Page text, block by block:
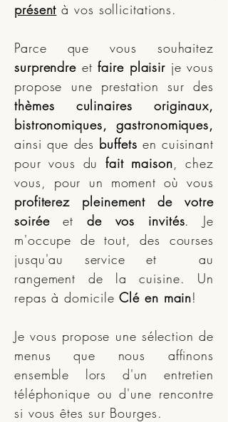
présent à vos sollicitations.
Parce que vous souhaitez
surprendre etfaire plaisir je vous
propose une prestation sur des
thèmes culinaires originaux,
bistronomiques, gastronomiques,
ainsi que des buffets en cuisinant
pour vous dufait maison, chez
vous, pour un moment où vous
profiterez pleinement de votre
soiréeet de vos invités. Je
m'occupe de tout, des courses
jusqu'au service et au
rangement de la cuisine. Un
repas à domicileClé en main!
Je vous propose une sélection de
menus que nous affinons
ensemble lors d'un entretien
téléphonique ou d'une rencontre
si vous êtes sur Bourges.